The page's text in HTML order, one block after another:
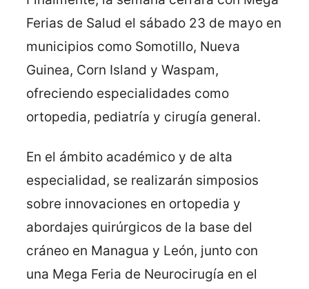
Ferias de Salud el sábado 23 de mayo en
municipios como Somotillo, Nueva
Guinea, Corn Island y Waspam,
ofreciendo especialidades como
ortopedia, pediatría y cirugía general.
En el ámbito académico y de alta
especialidad, se realizarán simposios
sobre innovaciones en ortopedia y
abordajes quirúrgicos de la base del
cráneo en Managua y León, junto con
una Mega Feria de Neurocirugía en el